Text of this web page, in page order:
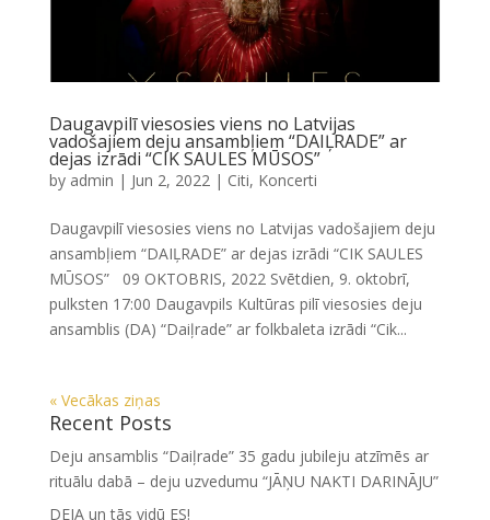
Daugavpilī viesosies viens no Latvijas
vadošajiem deju ansambļiem “DAIĻRADE” ar
dejas izrādi “CIK SAULES MŪSOS”
by admin | Jun 2, 2022| Citi, Koncerti
Daugavpilī viesosies viens no Latvijas vadošajiem deju
ansambļiem “DAIĻRADE” ar dejas izrādi “CIK SAULES
MŪSOS” 09 OKTOBRIS, 2022 Svētdien, 9. oktobrī,
pulksten 17:00 Daugavpils Kultūras pilī viesosies deju
ansamblis (DA) “Daiļrade” ar folkbaleta izrādi “Cik...
« Vecākas ziņas
Recent Posts
Deju ansamblis “Daiļrade” 35 gadu jubileju atzīmēs ar
rituālu dabā – deju uzvedumu “JĀŅU NAKTI DARINĀJU”
DEJA un tās vidū ES!